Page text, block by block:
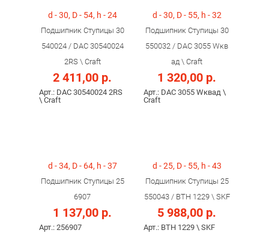
d - 30, D - 54, h - 24
Подшипник Ступицы 30
540024 / DAC 30540024
2RS \ Craft
2 411,00 р.
Арт.: DAC 30540024 2RS
\ Craft
d - 30, D - 55, h - 32
Подшипник Ступицы 30
550032 / DAC 3055 Wкв
ад \ Craft
1 320,00 р.
Арт.: DAC 3055 Wквад \
Craft
d - 34, D - 64, h - 37
Подшипник Ступицы 25
6907
1 137,00 р.
Арт.: 256907
d - 25, D - 55, h - 43
Подшипник Ступицы 25
550043 / BTH 1229 \ SKF
5 988,00 р.
Арт.: BTH 1229 \ SKF